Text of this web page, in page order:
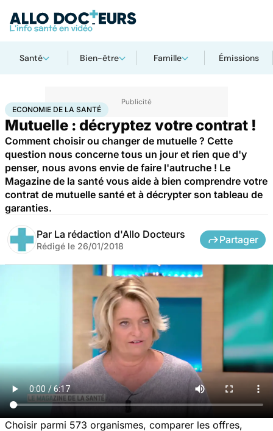
Santé Bien-être Famille Émissions
AccueilSantéSociétéÉconomie Economie de la santé
ECONOMIE DE LA SANTÉ
Mutuelle : décryptez votre contrat !
Comment choisir ou changer de mutuelle ? Cette
question nous concerne tous un jour et rien que d'y
penser, nous avons envie de faire l'autruche ! Le
Magazine de la santé vous aide à bien comprendre votre
contrat de mutuelle santé et à décrypter son tableau de
garanties.
Par La rédaction d'Allo Docteurs
Rédigé le 26/01/2018
Partager
Choisir parmi 573 organismes, comparer les offres,